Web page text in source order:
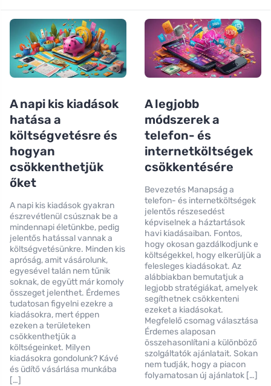
A napi kis kiadások
hatása a
költségvetésre és
hogyan
csökkenthetjük
őket
A napi kis kiadások gyakran
észrevétlenül csúsznak be a
mindennapi életünkbe, pedig
jelentős hatással vannak a
költségvetésünkre. Minden kis
apróság, amit vásárolunk,
egyesével talán nem tűnik
soknak, de együtt már komoly
összeget jelenthet. Érdemes
tudatosan figyelni ezekre a
kiadásokra, mert éppen
ezeken a területeken
csökkenthetjük a
költségeinket. Milyen
kiadásokra gondolunk? Kávé
és üdítő vásárlása munkába
[…]
A legjobb
módszerek a
telefon- és
internetköltségek
csökkentésére
Bevezetés Manapság a
telefon- és internetköltségek
jelentős részesedést
képviselnek a háztartások
havi kiadásaiban. Fontos,
hogy okosan gazdálkodjunk e
költségekkel, hogy elkerüljük a
felesleges kiadásokat. Az
alábbiakban bemutatjuk a
legjobb stratégiákat, amelyek
segíthetnek csökkenteni
ezeket a kiadásokat.
Megfelelő csomag választása
Érdemes alaposan
összehasonlítani a különböző
szolgáltatók ajánlatait. Sokan
nem tudják, hogy a piacon
folyamatosan új ajánlatok […]